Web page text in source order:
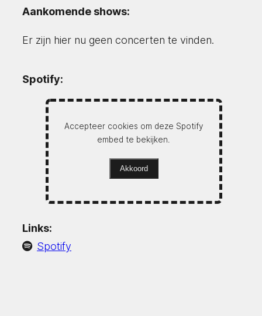
Aankomende shows:
Er zijn hier nu geen concerten te vinden.
Spotify:
Accepteer cookies om deze Spotify
embed te bekijken.
Akkoord
Links:
Spotify